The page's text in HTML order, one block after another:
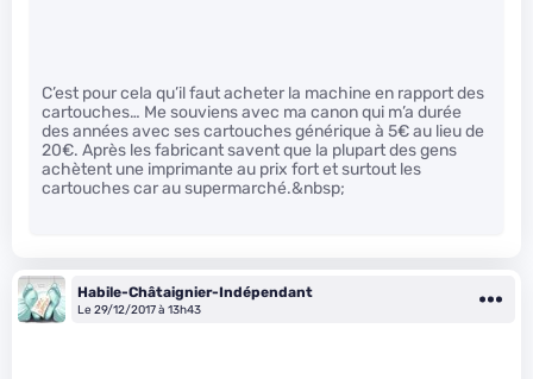
C’est pour cela qu’il faut acheter la machine en rapport des
cartouches… Me souviens avec ma canon qui m’a durée
des années avec ses cartouches générique à 5€ au lieu de
20€. Après les fabricant savent que la plupart des gens
achètent une imprimante au prix fort et surtout les
cartouches car au supermarché.&nbsp;
Habile-Châtaignier-Indépendant
Le 29/12/2017 à 13h43